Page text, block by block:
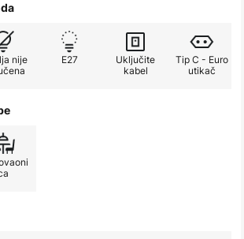
nije
E27
Uključite
kabel
Tip C - Euro
utikač